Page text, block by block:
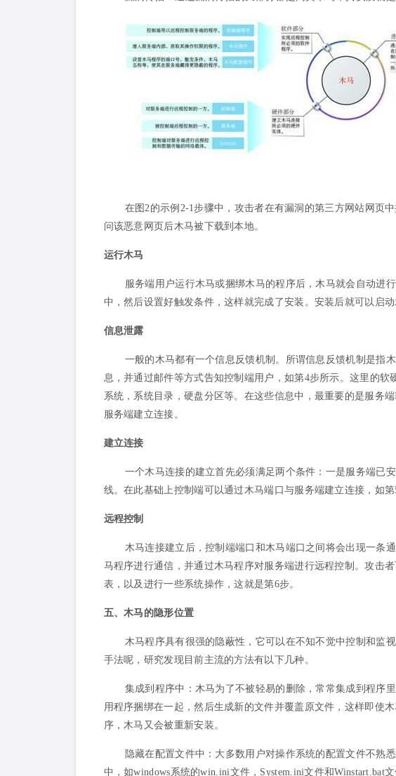
在图2的示例2-1步骤中，攻击者在有漏洞的第三方网站网页
问该恶意网页后木马被下载到本地。
运行木马
服务端用户运行木马或捆绑木马的程序后，木马就会自动进
中，然后设置好触发条件，这样就完成了安装。安装后就可以启
信息泄露
一般的木马都有一个信息反馈机制。所谓信息反馈机制是指
息，并通过邮件等方式告知控制端用户，如第4步所示。这里的
系统，系统目录，硬盘分区等。在这些信息中，最重要的是服务
服务端建立连接。
建立连接
一个木马连接的建立首先必须满足两个条件：一是服务端已
线。在此基础上控制端可以通过木马端口与服务端建立连接，如第
远程控制
木马连接建立后，控制端端口和木马端口之间将会出现一条
马程序进行通信，并通过木马程序对服务端进行远程控制。攻击
表，以及进行一些系统操作，这就是第6步。
五、木马的隐形位置
木马程序具有很强的隐蔽性，它可以在不知不觉中控制和监
手法呢，研究发现目前主流的方法有以下几种。
集成到程序中：木马为了不被轻易的删除，常常集成到程序
用程序捆绑在一起，然后生成新的文件并覆盖原文件，这样即使
序，木马又会被重新安装。
隐藏在配置文件中：大多数用户对操作系统的配置文件不熟
中，如windows系统的win.ini文件，System.ini文件和Winstart.bat文